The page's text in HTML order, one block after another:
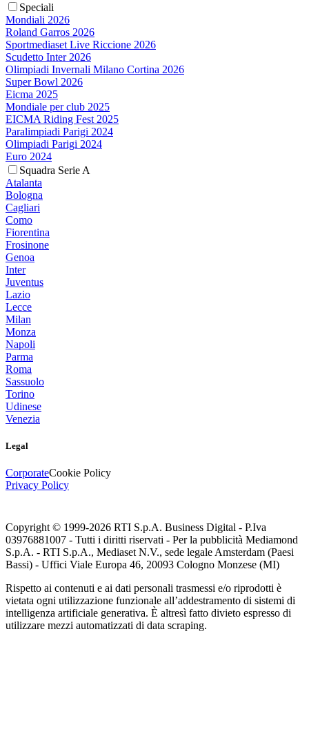
Speciali
Mondiali 2026
Roland Garros 2026
Sportmediaset Live Riccione 2026
Scudetto Inter 2026
Olimpiadi Invernali Milano Cortina 2026
Super Bowl 2026
Eicma 2025
Mondiale per club 2025
EICMA Riding Fest 2025
Paralimpiadi Parigi 2024
Olimpiadi Parigi 2024
Euro 2024
Squadra Serie A
Atalanta
Bologna
Cagliari
Como
Fiorentina
Frosinone
Genoa
Inter
Juventus
Lazio
Lecce
Milan
Monza
Napoli
Parma
Roma
Sassuolo
Torino
Udinese
Venezia
Legal
CorporateCookie Policy
Privacy Policy
Copyright © 1999-2026 RTI S.p.A. Business Digital - P.Iva
03976881007 - Tutti i diritti riservati - Per la pubblicità Mediamond
S.p.A. - RTI S.p.A., Mediaset N.V., sede legale Amsterdam (Paesi
Bassi) - Uffici Viale Europa 46, 20093 Cologno Monzese (MI)
Rispetto ai contenuti e ai dati personali trasmessi e/o riprodotti è
vietata ogni utilizzazione funzionale all’addestramento di sistemi di
intelligenza artificiale generativa. È altresì fatto divieto espresso di
utilizzare mezzi automatizzati di data scraping.